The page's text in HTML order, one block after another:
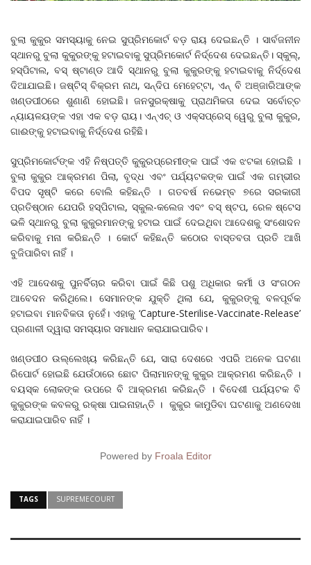
ବୁଲା କୁକୁର ସମସ୍ୟାକୁ ନେଇ ସୁପ୍ରିମକୋର୍ଟ ବଡ଼ ରାୟ ଦେଇଛନ୍ତି । ସାର୍ବଜନୀନ
ସ୍ଥାନରୁ ବୁଲା କୁକୁରଙ୍କୁ ହଟାଇବାକୁ ସୁପ୍ରିମକୋର୍ଟ ନିର୍ଦ୍ଦେଶ ଦେଇଛନ୍ତି। ସ୍କୁଲ୍,
ହସ୍ପିଟାଲ, ବସ୍ ଷ୍ଟାଣ୍ଡ ଆଦି ସ୍ଥାନରୁ ବୁଲା କୁକୁରଙ୍କୁ ହଟାଇବାକୁ ନିର୍ଦ୍ଦେଶ
ଦିଆଯାଇଛି। ଜଷ୍ଟିସ୍ ବିକ୍ରମ ନାଥ, ସନ୍ଦିପ ମେହେଟ୍ଟା, ଏନ୍ ବି ଅଞ୍ଜାରିଆଙ୍କ
ଖଣ୍ଡପୀଠରେ ଶୁଣାଣି ହୋଇଛି। ଜନସୁରକ୍ଷାକୁ ପ୍ରାଥମିକତା ଦେଇ ସର୍ବୋଚ୍ଚ
ନ୍ୟାୟଳୟଙ୍କ ଏହା ଏକ ବଡ଼ ରାୟ। ଏନ୍ଏଚ୍ ଓ ଏକ୍ସପ୍ରେସ୍ ୱେରୁ ବୁଲା କୁକୁର,
ଗାଈଙ୍କୁ ହଟାଇବାକୁ ନିର୍ଦ୍ଦେଶ ରହିଛି।
ସୁପ୍ରିମକୋର୍ଟଙ୍କ ଏହି ନିଷ୍ପତ୍ତି କୁକୁରପ୍ରେମୀଙ୍କ ପାଇଁ ଏକ ଝଟକା ହୋଇଛି ।
ବୁଲା କୁକୁର ଆକ୍ରମଣ ପିଲା, ବୃଦ୍ଧ ଏବଂ ପର୍ଯ୍ୟଟକଙ୍କ ପାଇଁ ଏକ ଗମ୍ଭୀର
ବିପଦ ସୃଷ୍ଟି କରେ ବୋଲି କହିଛନ୍ତି । ଗତବର୍ଷ ନଭେମ୍ବ ୭ରେ ସରକାରୀ
ପ୍ରତିଷ୍ଠାନ ଯେପରି ହସ୍ପିଟାଲ, ସ୍କୁଲ-କଲେଜ ଏବଂ ବସ୍ ଷ୍ଟପ, ରେଳ ଷ୍ଟେସ
ଭଳି ସ୍ଥାନରୁ ବୁଲା କୁକୁରମାନଙ୍କୁ ହଟାଇ ପାଇଁ ଦେଇଥିବା ଆଦେଶକୁ ସଂଶୋଦନ
କରିବାକୁ ମନା କରିଛନ୍ତି । କୋର୍ଟ କହିଛନ୍ତି କଠୋର ବାସ୍ତବତା ପ୍ରତି ଆଖି
ବୁଜିପାରିବା ନାହିଁ ।
ଏହି ଆଦେଶକୁ ପୁନର୍ବିଚାର କରିବା ପାଇଁ କିଛି ପଶୁ ଅଧିକାର କର୍ମୀ ଓ ସଂଗଠନ
ଆବେଦନ କରିଥିଲେ। ସେମାନଙ୍କ ଯୁକ୍ତି ଥିଲା ଯେ, କୁକୁରଙ୍କୁ ବଳପୂର୍ବକ
ହଟାଇବା ମାନବିକତା ନୁହେଁ। ଏହାକୁ ‘Capture-Sterilise-Vaccinate-Release’
ପ୍ରଣାଳୀ ଦ୍ୱାରା ସମସ୍ୟାର ସମାଧାନ କରାଯାଇପାରିବ।
ଖଣ୍ଡପୀଠ ଉଲ୍ଲେଖ୍ୟ କରିଛନ୍ତି ଯେ, ସାରା ଦେଶରେ ଏପରି ଅନେକ ଘଟଣା
ରିପୋର୍ଟ ହୋଇଛି ଯେଉଁଠାରେ ଛୋଟ ପିଲାମାନଙ୍କୁ କୁକୁର ଆକ୍ରମଣ କରିଛନ୍ତି ।
ବୟସ୍କ ଲୋକଙ୍କ ଉପରେ ବି ଆକ୍ରମଣ କରିଛନ୍ତି । ବିଦେଶୀ ପର୍ଯ୍ୟଟକ ବି
କୁକୁରଙ୍କ କବଳରୁ ରକ୍ଷା ପାଇନାହାନ୍ତି । କୁକୁର କାମୁଡିବା ଘଟଣାକୁ ଅଣଦେଖା
କରାଯାଇପାରିବ ନାହିଁ ।
Powered by Froala Editor
TAGS SUPREMECOURT